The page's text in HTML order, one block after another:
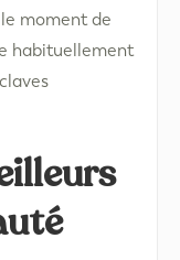
le moment de
habituellement